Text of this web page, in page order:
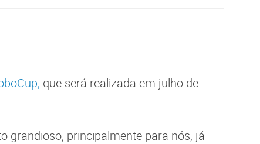
que será realizada em julho de
grandioso, principalmente para nós, já